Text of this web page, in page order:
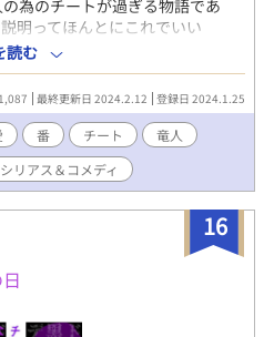
為のチートが過ぎる物語であ
明ってほんとにこれでいい
口を開けて。あーん」 シルフィ
！美味しい！」 ガイ「ふふ、口
、口の端にクリームがーー」 創
！このバカップル！！！」 ※基
までがちょっと遠いかも。 【メ
っても重い竜王×転生チート主
聖女(♂)，見た目幼女な女装竜
他。一部NLCP有。 【物語傾向
サブCPは波乱や悲恋(予定)あ
アスがぶっ込まれる
読む
最終更新日 2024.2.12 登録日 2024.1.25
番 チート
竜人
シリアス＆コメディ
16